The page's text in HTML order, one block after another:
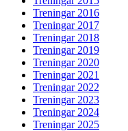
Treningar 2016
Treningar 2017
Treningar 2018
Treningar 2019
Treningar 2020
Treningar 2021
Treningar 2022
Treningar 2023
Treningar 2024
Treningar 2025